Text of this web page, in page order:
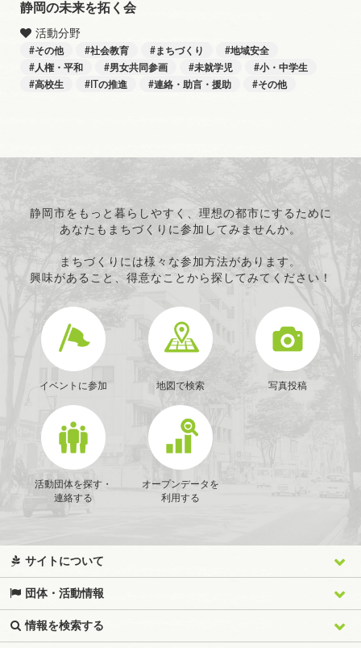
静岡の未来を拓く会
活動分野
その他 社会教育 まちづくり
地域安全
人権・平和
男女共同参画 未就学児
小・中学生
高校生
ITの推進 連絡・助言・援助 その他
静岡市をもっと暮らしやすく、理想の都市にするために
あなたもまちづくりに参加してみませんか。
まちづくりには様々な参加方法があります。
興味があること、得意なことから探してみてください！
イベントに参加 地図で検索 写真投稿
活動団体を探す・
連絡する
オープンデータを
利用する
サイトについて
団体・活動情報
情報を検索する